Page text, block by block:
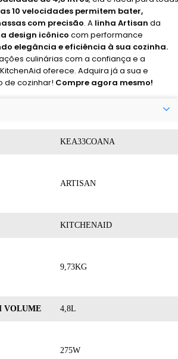
10 velocidades permitem bater,
com precisão. A linha Artisan da
design icônico com performance
elegância e eficiência à sua cozinha.
culinárias com a confiança e a
oferece. Adquira já a sua e
de cozinhar! Compre agora mesmo!
KEA33COANA
ARTISAN
KITCHENAID
9,73KG
VOLUME 4,8L
275W